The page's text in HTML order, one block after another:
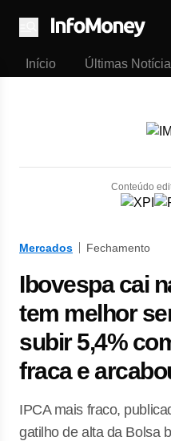
Menu
Início Últimas
Conteúdo
Mercados Fechamento
Ibovespa cai
tem melhor
subir 5,4%
fraca e
IPCA mais fraco,
gatilho de alta da Bolsa